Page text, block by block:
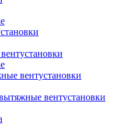
вентустановки
вентустановки